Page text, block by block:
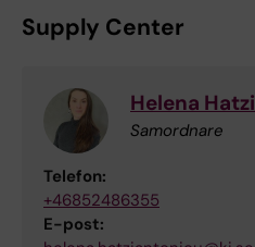
Supply Center
Helena
Samordnare
Telefon:
+46852486355
E-post: